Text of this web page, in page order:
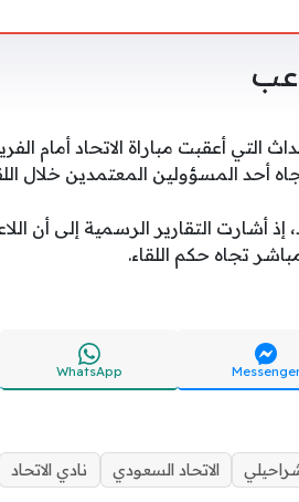
التي أعقبت مباراة الاتحاد أمام
أحد المسؤولين المعتمدين خلال
إذ أشارت التقارير الرسمية إلى أن
تجاه حكم اللقاء.
WhatsApp
الاتحاد السعودي نادي الاتحاد